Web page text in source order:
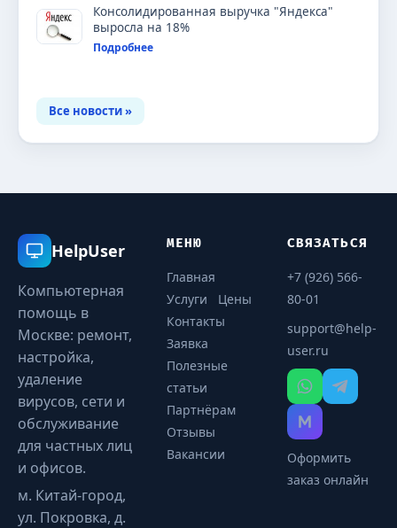
Консолидированная выручка "Яндекса"
выросла на 18%
Подробнее
Все новости »
HelpUser
Компьютерная
помощь в
Москве: ремонт,
настройка,
удаление
вирусов, сети и
обслуживание
для частных лиц
и офисов.
м. Китай-город,
ул. Покровка, д.
МЕНЮ
Главная
Услуги
Цены
Контакты
Заявка
Полезные
статьи
Партнёрам
Отзывы
Вакансии
СВЯЗАТЬСЯ
+7 (926) 566-
80-01
support@help-
user.ru
Оформить
заказ онлайн